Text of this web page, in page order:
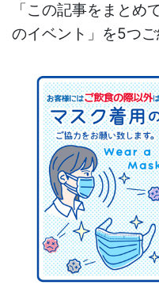
「この記事をまとめ
のイベント」を5つご